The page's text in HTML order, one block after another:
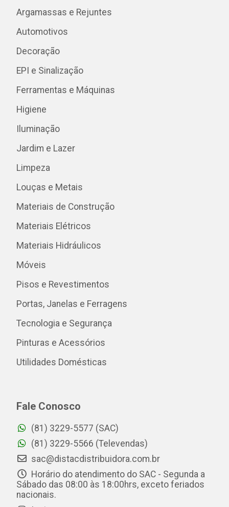
Argamassas e Rejuntes
Automotivos
Decoração
EPI e Sinalização
Ferramentas e Máquinas
Higiene
Iluminação
Jardim e Lazer
Limpeza
Louças e Metais
Materiais de Construção
Materiais Elétricos
Materiais Hidráulicos
Móveis
Pisos e Revestimentos
Portas, Janelas e Ferragens
Tecnologia e Segurança
Pinturas e Acessórios
Utilidades Domésticas
Fale Conosco
(81) 3229-5577 (SAC)
(81) 3229-5566 (Televendas)
sac@distacdistribuidora.com.br
Horário do atendimento do SAC - Segunda a
Sábado das 08:00 às 18:00hrs, exceto feriados
nacionais.